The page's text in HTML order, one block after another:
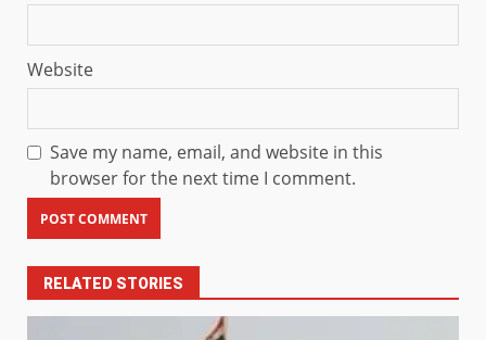
Website
Save my name, email, and website in this
browser for the next time I comment.
RELATED STORIES